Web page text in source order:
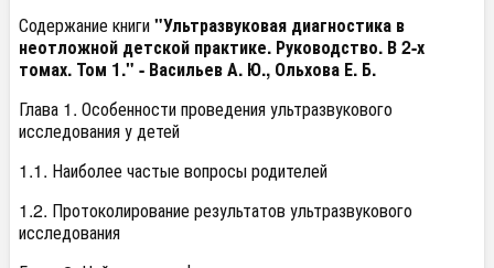
Содержание книги"Ультразвуковая диагностика в
неотложной детской практике. Руководство. В 2-х
томах. Том 1." - Васильев А. Ю., Ольхова Е. Б.
Глава 1. Особенности проведения ультразвукового
исследования у детей
1.1. Наиболее частые вопросы родителей
1.2. Протоколирование результатов ультразвукового
исследования